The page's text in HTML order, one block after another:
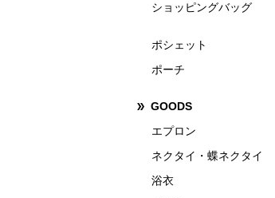
ショッピングバッグ
ポシェット
ポーチ
GOODS
エプロン
ネクタイ・蝶ネクタイ
浴衣